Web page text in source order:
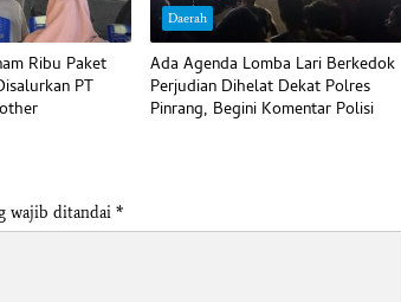
Ribu Paket
PT
Daerah
Ada Agenda Lomba Lari Berkedok
Perjudian Dihelat Dekat Polres
Pinrang, Begini Komentar Polisi
wajib ditandai *